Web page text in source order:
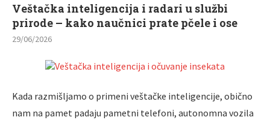
Veštačka inteligencija i radari u službi
prirode – kako naučnici prate pčele i ose
29/06/2026
Kada razmišljamo o primeni veštačke inteligencije, obično
nam na pamet padaju pametni telefoni, autonomna vozila